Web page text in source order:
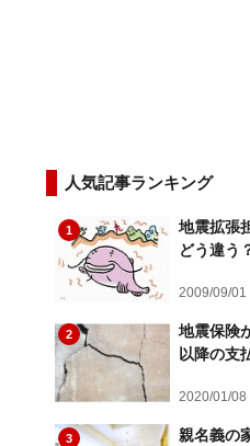
人気記事ランキング
1
地震拡張
どう違う
2009/09/01
2
地震保険
以降の支
2020/01/08
3
親名義の